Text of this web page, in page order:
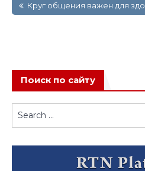
по Круг общения важен для
Поиск по сайту
for: